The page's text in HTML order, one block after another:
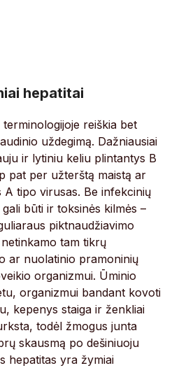
hepatitai
reiškia bet
uždegimą. Dažniausiai
ir lytiniu keliu plintantys B
pat per užterštą maistą ar
tipo virusas. Be infekcinių
būti ir toksinės kilmės –
piktnaudžiavimo
tam tikrų
ar nuolatinio pramoninių
organizmui. Ūminio
organizmui bandant kovoti
kepenys staiga ir ženkliai
todėl žmogus junta
skausmą po dešiniuoju
hepatitas yra žymiai